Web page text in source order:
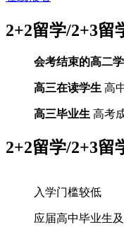
2+2留学/2+3留
会考结束的高二
高三在读学生 高
高三毕业生 高考
2+2留学/2+3留
入学门槛较低
应届高中毕业生